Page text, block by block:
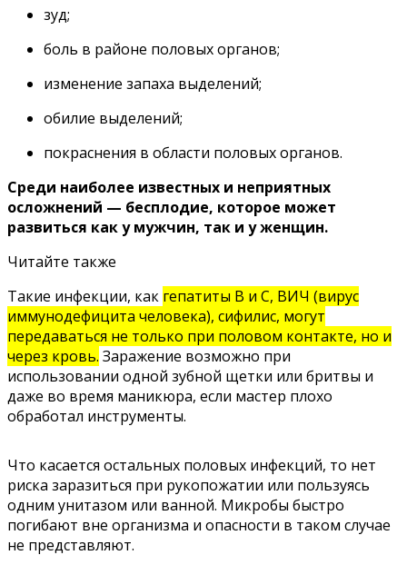
зуд;
боль в районе половых органов;
изменение запаха выделений;
обилие выделений;
покраснения в области половых органов.
Среди наиболее известных и неприятных
осложнений — бесплодие, которое может
развиться как у мужчин, так и у женщин.
Читайте также
Такие инфекции, как гепатиты В и С, ВИЧ (вирус
иммунодефицита человека), сифилис, могут
передаваться не только при половом контакте, но и
через кровь. Заражение возможно при
использовании одной зубной щетки или бритвы и
даже во время маникюра, если мастер плохо
обработал инструменты.
Что касается остальных половых инфекций, то нет
риска заразиться при рукопожатии или пользуясь
одним унитазом или ванной. Микробы быстро
погибают вне организма и опасности в таком случае
не представляют.